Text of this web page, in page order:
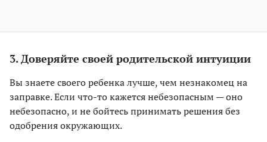
3. Доверяйте своей родительской интуиции
Вы знаете своего ребенка лучше, чем незнакомец на
заправке. Если что-то кажется небезопасным — оно
небезопасно, и не бойтесь принимать решения без
одобрения окружающих.